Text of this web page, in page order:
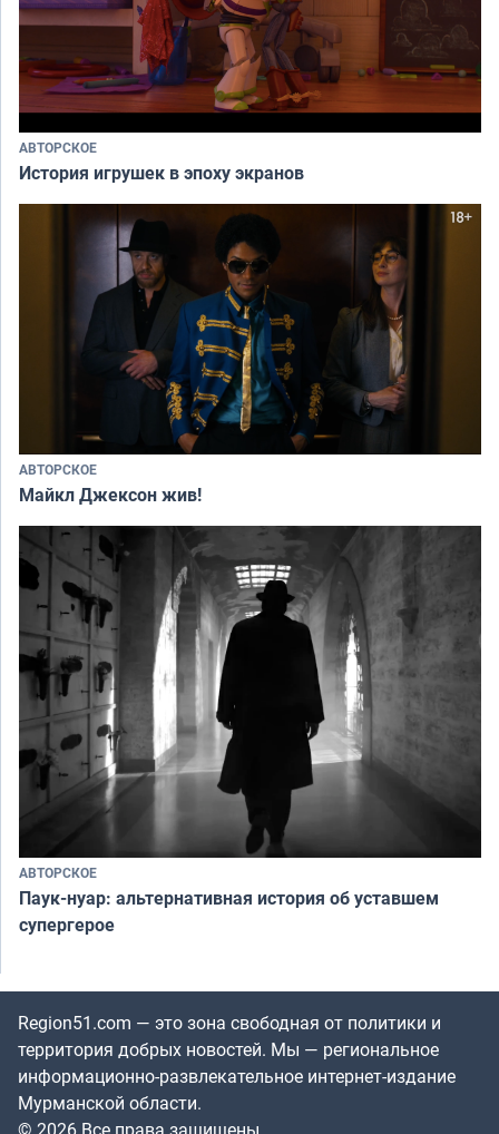
АВТОРСКОЕ
История игрушек в эпоху экранов
АВТОРСКОЕ
Майкл Джексон жив!
АВТОРСКОЕ
Паук-нуар: альтернативная история об уставшем
супергерое
Region51.com — это зона свободная от политики и
территория добрых новостей. Мы — региональное
информационно-развлекательное интернет-издание
Мурманской области.